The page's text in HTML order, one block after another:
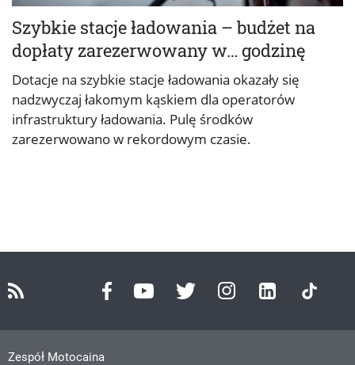
Szybkie stacje ładowania – budżet na
dopłaty zarezerwowany w… godzinę
Dotacje na szybkie stacje ładowania okazały się
nadzwyczaj łakomym kąskiem dla operatorów
infrastruktury ładowania. Pulę środków
zarezerwowano w rekordowym czasie.
Zespół Motocaina